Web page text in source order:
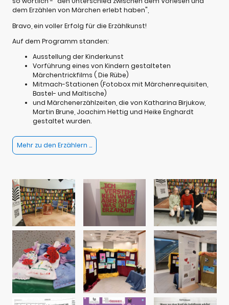
dem Erzählen von Märchen erlebt haben",
Bravo, ein voller Erfolg für die Erzählkunst!
Auf dem Programm standen:
Ausstellung der Kinderkunst
Vorführung eines von Kindern gestalteten
Märchentrickfilms ( Die Rübe)
Mitmach-Stationen (Fotobox mit Märchenrequisiten,
Bastel- und Maltische)
und Märchenerzählzeiten, die von Katharina Birjukow,
Martin Brune, Joachim Hettig und Heike Enghardt
gestaltet wurden.
Mehr zu den Erzählern ...